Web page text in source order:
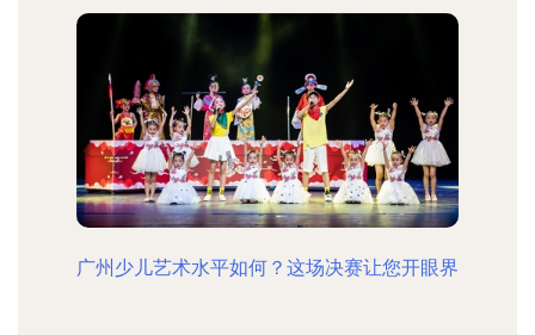
广州少儿艺术水平如何？这场决赛让您开眼界